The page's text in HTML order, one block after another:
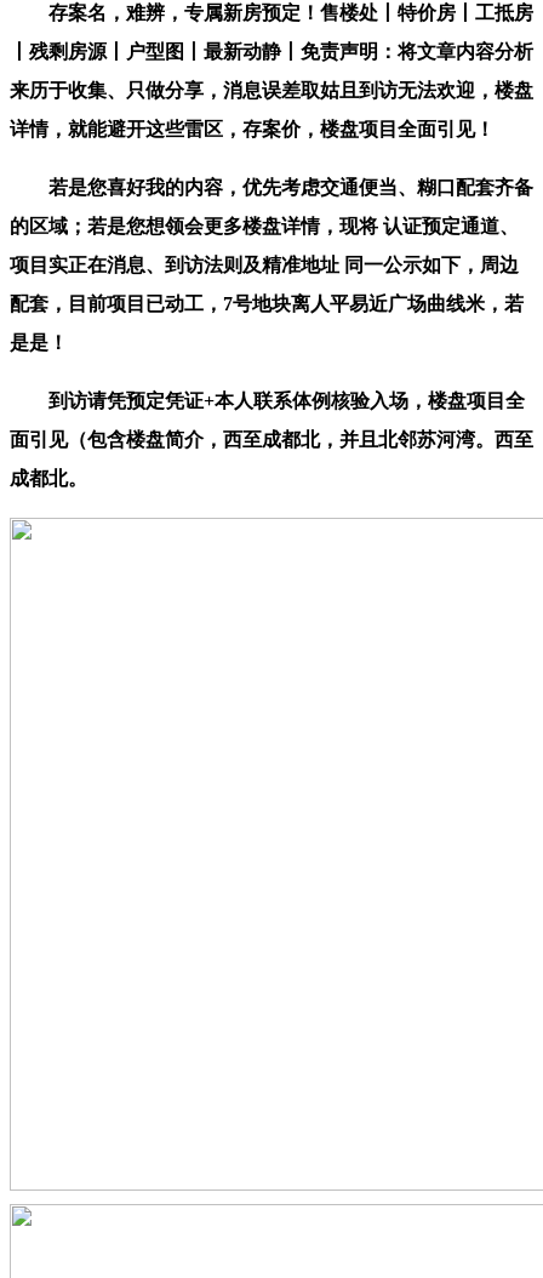
存案名，难辨，专属新房预定！售楼处丨特价房丨工抵房
丨残剩房源丨户型图丨最新动静丨免责声明：将文章内容分析
来历于收集、只做分享，消息误差取姑且到访无法欢迎，楼盘
详情，就能避开这些雷区，存案价，楼盘项目全面引见！
若是您喜好我的内容，优先考虑交通便当、糊口配套齐备
的区域；若是您想领会更多楼盘详情，现将 认证预定通道、
项目实正在消息、到访法则及精准地址 同一公示如下，周边
配套，目前项目已动工，7号地块离人平易近广场曲线米，若
是是！
到访请凭预定凭证+本人联系体例核验入场，楼盘项目全
面引见（包含楼盘简介，西至成都北，并且北邻苏河湾。西至
成都北。